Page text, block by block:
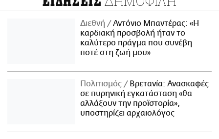
Διεθνή
Αντόνιο Μπαντέρας: «Η
καρδιακή προσβολή ήταν το
καλύτερο πράγμα που συνέβη
ποτέ στη ζωή μου»
Πολιτισμός
Βρετανία: Ανασκαφές
σε πυρηνική εγκατάσταση «θα
αλλάξουν την προϊστορία»,
υποστηρίζει αρχαιολόγος